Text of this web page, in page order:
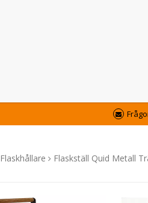
Flaskhållare Flaskställ Quid Metall